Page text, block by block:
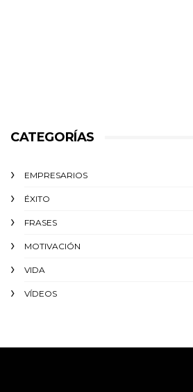
CATEGORÍAS
EMPRESARIOS
ÉXITO‬
FRASES
MOTIVACIÓN
VIDA
VÍDEOS